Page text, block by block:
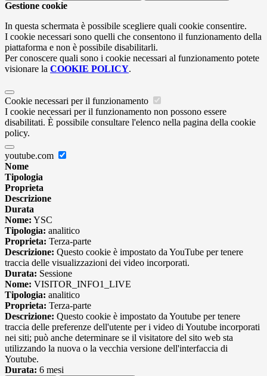
Gestione cookie
In questa schermata è possibile scegliere quali cookie consentire.
I cookie necessari sono quelli che consentono il funzionamento della
piattaforma e non è possibile disabilitarli.
Per conoscere quali sono i cookie necessari al funzionamento potete
visionare la COOKIE POLICY.
Cookie necessari per il funzionamento
I cookie necessari per il funzionamento non possono essere
disabilitati. È possibile consultare l'elenco nella pagina della cookie
policy.
youtube.com
Nome
Tipologia
Proprieta
Descrizione
Durata
Nome: YSC
Tipologia: analitico
Proprieta: Terza-parte
Descrizione: Questo cookie è impostato da YouTube per tenere
traccia delle visualizzazioni dei video incorporati.
Durata: Sessione
Nome: VISITOR_INFO1_LIVE
Tipologia: analitico
Proprieta: Terza-parte
Descrizione: Questo cookie è impostato da Youtube per tenere
traccia delle preferenze dell'utente per i video di Youtube incorporati
nei siti; può anche determinare se il visitatore del sito web sta
utilizzando la nuova o la vecchia versione dell'interfaccia di
Youtube.
Durata: 6 mesi